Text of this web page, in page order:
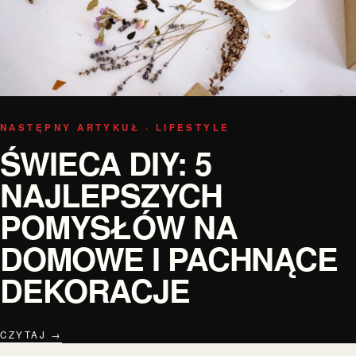
NASTĘPNY ARTYKUŁ · LIFESTYLE
ŚWIECA DIY: 5
NAJLEPSZYCH
POMYSŁÓW NA
DOMOWE I PACHNĄCE
DEKORACJE
CZYTAJ →